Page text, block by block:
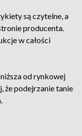
są czytelne, a
producenta.
w całości
od rynkowej
że podejrzanie tanie